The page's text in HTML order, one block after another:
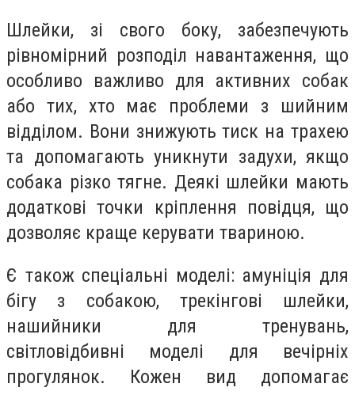
Шлейки, зі свого боку, забезпечують
рівномірний розподіл навантаження, що
особливо важливо для активних собак
або тих, хто має проблеми з шийним
відділом. Вони знижують тиск на трахею
та допомагають уникнути задухи, якщо
собака різко тягне. Деякі шлейки мають
додаткові точки кріплення повідця, що
дозволяє краще керувати твариною.
Є також спеціальні моделі: амуніція для
бігу з собакою, трекінгові шлейки,
нашийники для тренувань,
світловідбивні моделі для вечірніх
прогулянок. Кожен вид допомагає